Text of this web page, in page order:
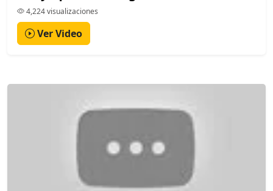
4,224 visualizaciones
Ver Video